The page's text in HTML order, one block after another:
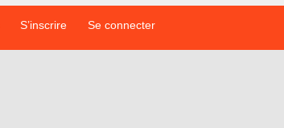
S’inscrire Se connecter